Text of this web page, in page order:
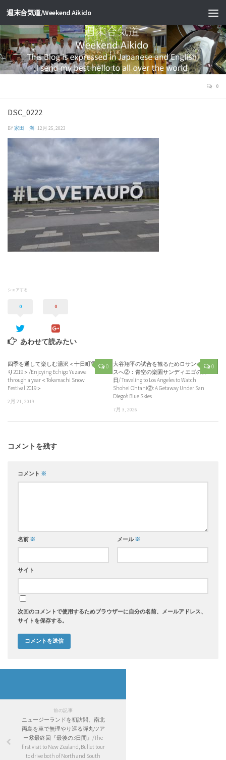
週末合気道/Weekend Aikido
0
DSC_0222
BY家田 満 · 12月 25, 2023
シェアする
0 0
あわせて読みたい
0
四季を通して楽しむ湯沢＜十日町雪祭
り2019＞/Enjoying Echigo Yuzawa
through a year＜Tokamachi Snow
Festival 2019＞
2月 21, 2019
0
大谷翔平の試合を観るためロサンゼル
スへ②：青空の楽園サンディエゴの休
日/ Traveling to Los Angeles to Watch
Shohei Ohtani②: A Getaway Under San
Diego’s Blue Skies
7月 3, 2026
コメントを残す
コメント ※
名前 ※ メール※
サイト
次回のコメントで使用するためブラウザーに自分の名前、メールアドレス、
サイトを保存する。
前の記事
ニュージーランドを初訪問、南北
両島を車で無理やり巡る弾丸ツア
ー⑥最終回『最後の3日間』/The
first visit to New Zealand, Bullet tour
to drive both of North and South